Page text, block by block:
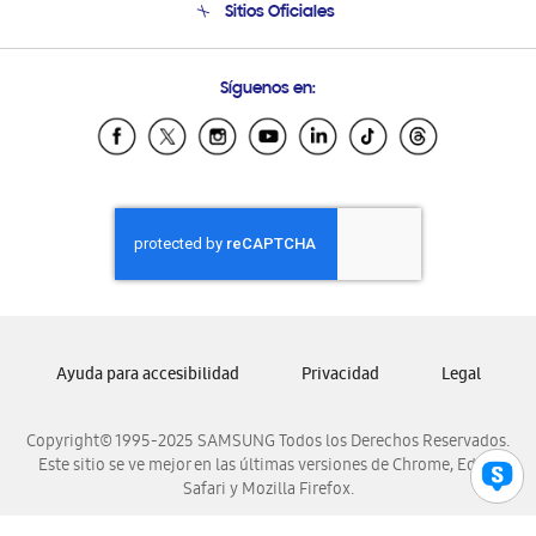
Condiciones de Compra
Soporte vía eMail
Sitios Oficiales
Samsung Ecuador
Samsung El Salvador
Samsung Honduras
Samsung Nicaragua
Samsung Panamá
Samsung Venezuela
Síguenos en:
Copyright© 1995-2025 SAMSUNG Todos los Derechos Reservados.
Este sitio se ve mejor en las últimas versiones de Chrome, Edge,
Safari y Mozilla Firefox.
Ayuda para accesibilidad Privacidad Legal